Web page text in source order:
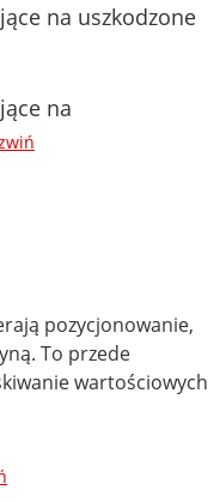
na uszkodzone
na
pozycjonowanie,
To przede
wartościowych